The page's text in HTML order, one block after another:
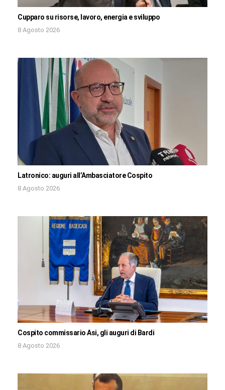
Cupparo su risorse, lavoro, energia e sviluppo
8 Agosto 2026
Latronico: auguri all’Ambasciatore Cospito
8 Agosto 2026
Cospito commissario Asi, gli auguri di Bardi
8 Agosto 2026